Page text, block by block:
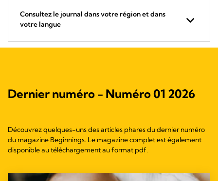
Consultez le journal dans votre région et dans
votre langue
Dernier numéro - Numéro 01 2026
Découvrez quelques-uns des articles phares du dernier numéro
du magazine Beginnings. Le magazine complet est également
disponible au téléchargement au format pdf.